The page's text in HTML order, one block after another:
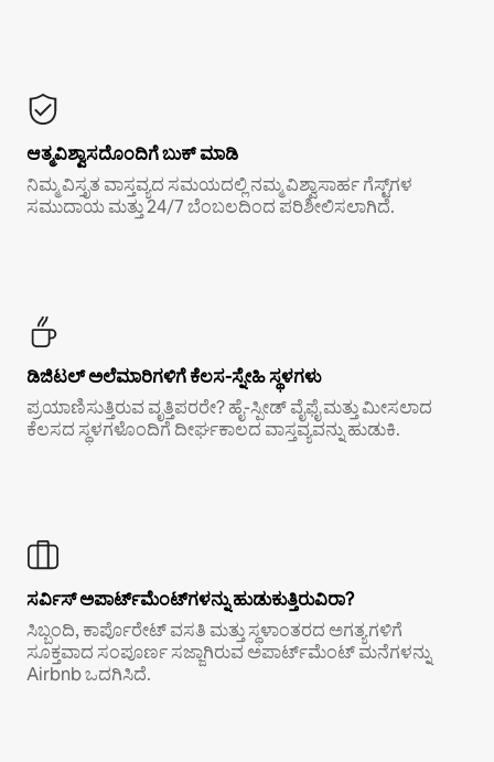
ಆತ್ಮವಿಶ್ವಾಸದೊಂದಿಗೆ ಬುಕ್ ಮಾಡಿ
ನಿಮ್ಮ ವಿಸ್ತೃತ ವಾಸ್ತವ್ಯದ ಸಮಯದಲ್ಲಿ ನಮ್ಮ ವಿಶ್ವಾಸಾರ್ಹ ಗೆಸ್ಟ್‌ಗಳ
ಸಮುದಾಯ ಮತ್ತು 24/7 ಬೆಂಬಲದಿಂದ ಪರಿಶೀಲಿಸಲಾಗಿದೆ.
ಡಿಜಿಟಲ್ ಅಲೆಮಾರಿಗಳಿಗೆ ಕೆಲಸ-ಸ್ನೇಹಿ ಸ್ಥಳಗಳು
ಪ್ರಯಾಣಿಸುತ್ತಿರುವ ವೃತ್ತಿಪರರೇ? ಹೈ-ಸ್ಪೀಡ್ ವೈಫೈ ಮತ್ತು ಮೀಸಲಾದ
ಕೆಲಸದ ಸ್ಥಳಗಳೊಂದಿಗೆ ದೀರ್ಘಕಾಲದ ವಾಸ್ತವ್ಯವನ್ನು ಹುಡುಕಿ.
ಸರ್ವಿಸ್ ಅಪಾರ್ಟ್‌ಮೆಂಟ್‌ಗಳನ್ನು ಹುಡುಕುತ್ತಿರುವಿರಾ?
ಸಿಬ್ಬಂದಿ, ಕಾರ್ಪೊರೇಟ್ ವಸತಿ ಮತ್ತು ಸ್ಥಳಾಂತರದ ಅಗತ್ಯಗಳಿಗೆ
ಸೂಕ್ತವಾದ ಸಂಪೂರ್ಣ ಸಜ್ಜಾಗಿರುವ ಅಪಾರ್ಟ್‌ಮೆಂಟ್ ಮನೆಗಳನ್ನು
Airbnb ಒದಗಿಸಿದೆ.